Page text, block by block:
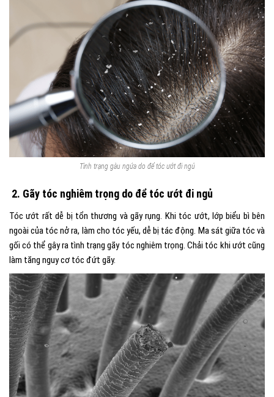
Tình trạng gàu ngứa do để tóc ướt đi ngủ
2. Gãy tóc nghiêm trọng do để tóc ướt đi ngủ
Tóc ướt rất dễ bị tổn thương và gãy rụng. Khi tóc ướt, lớp biểu bì bên
ngoài của tóc nở ra, làm cho tóc yếu, dễ bị tác động. Ma sát giữa tóc và
gối có thể gây ra tình trạng gãy tóc nghiêm trọng. Chải tóc khi ướt cũng
làm tăng nguy cơ tóc đứt gãy.